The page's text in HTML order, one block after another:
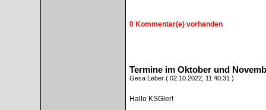
0 Kommentar(e) vorhanden
Termine im Oktober und
Gesa Leber ( 02.10.2022, 11:40:31 )
Hallo KSGler!